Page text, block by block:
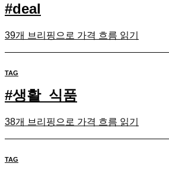
#deal
39개 브리핑으로 가격 흐름 읽기
TAG
#생활_식품
38개 브리핑으로 가격 흐름 읽기
TAG